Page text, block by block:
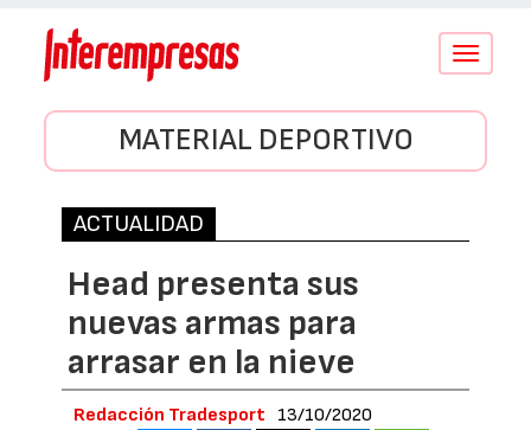
Conmutar
MATERIAL DEPORTIVO
ACTUALIDAD
Head presenta sus
nuevas armas para
arrasar en la nieve
Redacción Tradesport 13/10/2020